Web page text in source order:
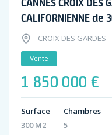
CALIFORNIENNE de
CROIX DES GARDES
Vente
1 850 000 €
Surface
300 M2
Chambres
5